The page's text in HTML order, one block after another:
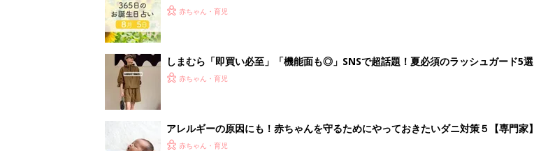
赤ちゃん・育児
しまむら「即買い必至」「機能面も◎」SNSで超話題！夏必須のラッシュガード5選
赤ちゃん・育児
アレルギーの原因にも！赤ちゃんを守るためにやっておきたいダニ対策５【専門家】
赤ちゃん・育児